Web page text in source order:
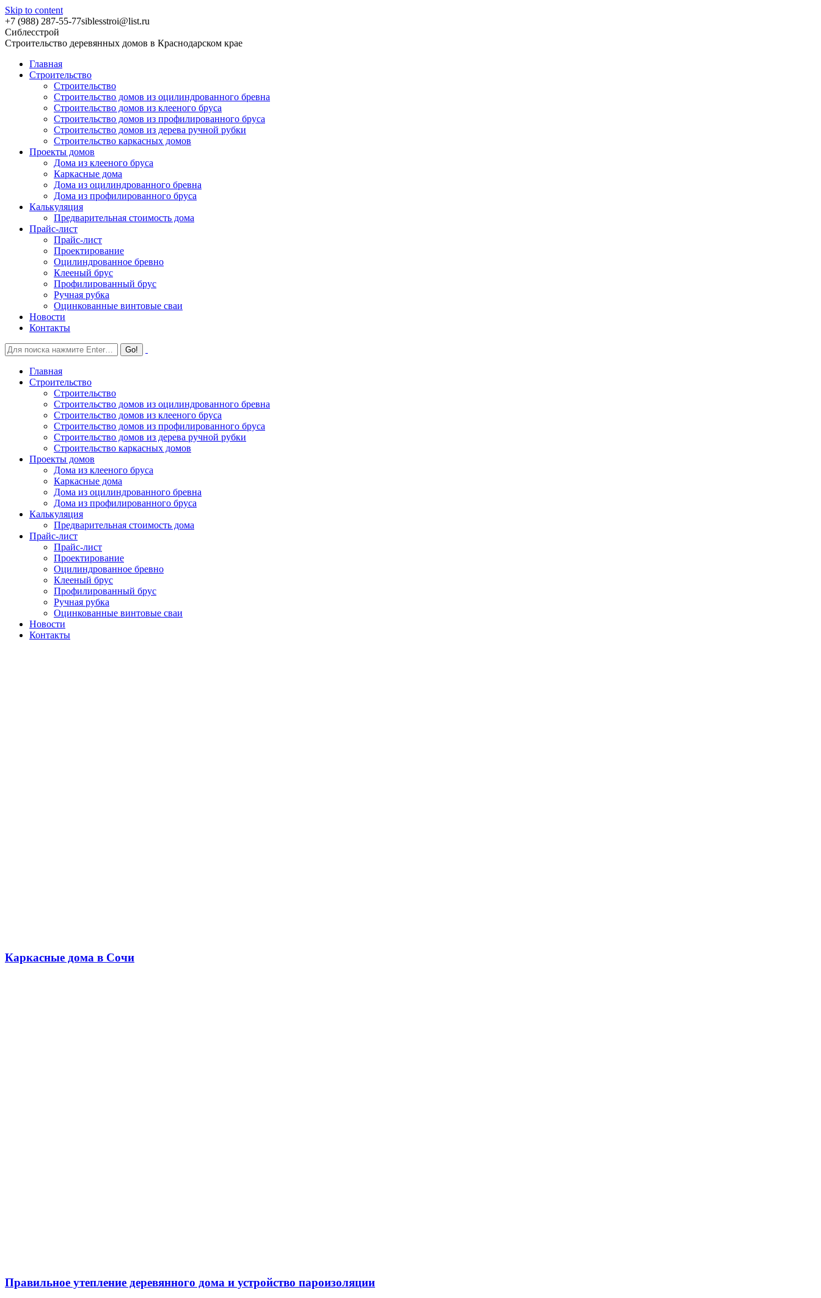
Skip to content
+7 (988) 287-55-77siblesstroi@list.ru
Сиблесстрой
Строительство деревянных домов в Краснодарском крае
Главная
Строительство
Строительство
Строительство домов из оцилиндрованного бревна
Строительство домов из клееного бруса
Строительство домов из профилированного бруса
Строительство домов из дерева ручной рубки
Строительство каркасных домов
Проекты домов
Дома из клееного бруса
Каркасные дома
Дома из оцилиндрованного бревна
Дома из профилированного бруса
Калькуляция
Предварительная стоимость дома
Прайс-лист
Прайс-лист
Проектирование
Оцилиндрованное бревно
Клееный брус
Профилированный брус
Ручная рубка
Оцинкованные винтовые сваи
Новости
Контакты
Главная
Строительство
Строительство
Строительство домов из оцилиндрованного бревна
Строительство домов из клееного бруса
Строительство домов из профилированного бруса
Строительство домов из дерева ручной рубки
Строительство каркасных домов
Проекты домов
Дома из клееного бруса
Каркасные дома
Дома из оцилиндрованного бревна
Дома из профилированного бруса
Калькуляция
Предварительная стоимость дома
Прайс-лист
Прайс-лист
Проектирование
Оцилиндрованное бревно
Клееный брус
Профилированный брус
Ручная рубка
Оцинкованные винтовые сваи
Новости
Контакты
Каркасные дома в Сочи
Правильное утепление деревянного дома и устройство пароизоляции